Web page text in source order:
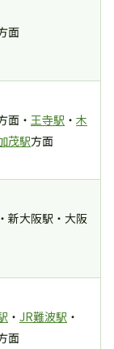
面
面・ 王寺駅 ・ 木
茂駅方面
新大阪駅・大阪
・ JR難波駅 ・
面